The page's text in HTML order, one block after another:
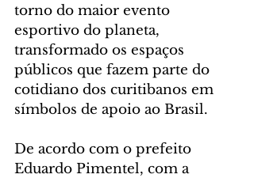
torno do maior evento
esportivo do planeta,
transformado os espaços
públicos que fazem parte do
cotidiano dos curitibanos em
símbolos de apoio ao Brasil.
De acordo com o prefeito
Eduardo Pimentel, com a